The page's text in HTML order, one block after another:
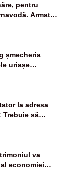
pentru
Armata
apa
șmecheria
uriașe
la adresa
să
omaneii
va
economiei